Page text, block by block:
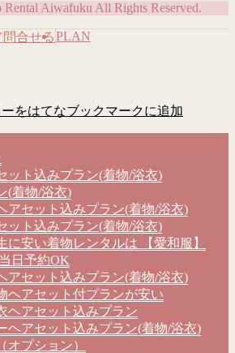
Aiwafuku All Rights Reserved.
問合せるPLAN
ット込みプラン(着物/浴衣)
(着物/浴衣)
アセット込みプラン(着物/浴衣)
ット込みプラン(着物/浴衣)
に安い着物レンタルは 【愛和服】
日予約OK
アセット込みプラン(着物/浴衣)
ヘアセット付プランが安い
ヘアセット込みプラン
ヘアセット込みプラン(着物/浴衣)
オプション）